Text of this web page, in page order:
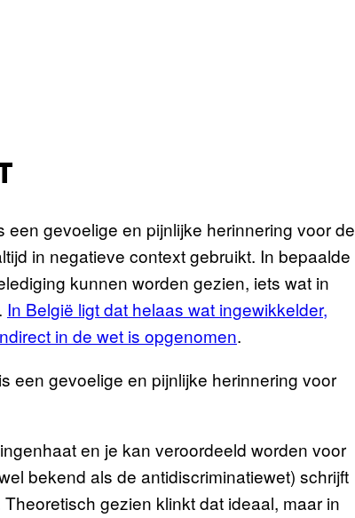
gevoelige en pijnlijke herinnering voor de
in negatieve context gebruikt. In bepaalde
kunnen worden gezien, iets wat in
In België ligt dat helaas wat ingewikkelder,
in de wet is opgenomen.
een gevoelige en pijnlijke herinnering voor
en je kan veroordeeld worden voor
bekend als de antidiscriminatiewet) schrijft
gezien klinkt dat ideaal, maar in